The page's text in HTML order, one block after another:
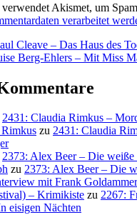
Akismet, um
verarbeitet
Cleave – Das Haus des
Berg-Ehlers – Mit Miss
2431: Claudia Rimkus –
zu 2431: Claudia
2373: Alex Beer – Die weiße
zu 2373: Alex Beer – Die
mit Frank
– Krimikiste zu 2267:
eisigen Nächten